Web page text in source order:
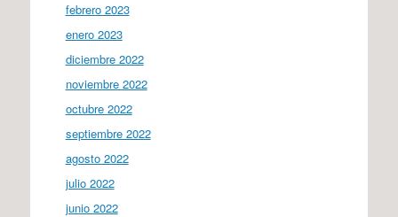
febrero 2023
enero 2023
diciembre 2022
noviembre 2022
octubre 2022
septiembre 2022
agosto 2022
julio 2022
junio 2022